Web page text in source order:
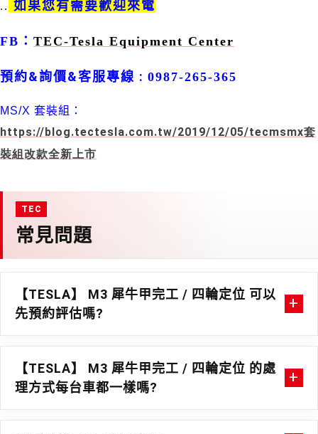
.. 如果您有需要歡迎來電
FB ： TEC-Tesla Equipment Center
預約&詢價&客服專線 : 0987-265-365
MS/X 套裝組：
https://blog.tectesla.com.tw/2019/12/05/tecmsmx套
裝組改款全新上市
常見問題
【TESLA】 M3 犀牛甲完工 / 四輪定位 可以
先預約評估嗎?
【TESLA】 M3 犀牛甲完工 / 四輪定位 的處
理方式每台車都一樣嗎?